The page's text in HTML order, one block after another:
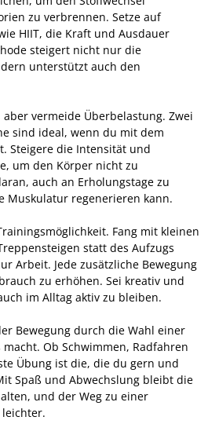
zu verbrennen. Setze auf
HIIT, die Kraft und Ausdauer
steigert nicht nur die
unterstützt auch den
vermeide Überbelastung. Zwei
sind ideal, wenn du mit dem
Steigere die Intensität und
um den Körper nicht zu
auch an Erholungstage zu
Muskulatur regenerieren kann.
Fang mit kleinen
statt des Aufzugs
Arbeit. Jede zusätzliche Bewegung
zu erhöhen. Sei kreativ und
im Alltag aktiv zu bleiben.
Bewegung durch die Wahl einer
Ob Schwimmen, Radfahren
Übung ist die, die du gern und
Spaß und Abwechslung bleibt die
und der Weg zu einer